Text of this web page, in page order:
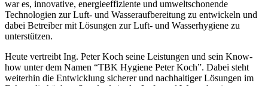
war es, innovative, energieeffiziente und umweltschonende
Technologien zur Luft- und Wasseraufbereitung zu entwickeln und
dabei Betreiber mit Lösungen zur Luft- und Wasserhygiene zu
unterstützen.
Heute vertreibt Ing. Peter Koch seine Leistungen und sein Know-
how unter dem Namen “TBK Hygiene Peter Koch”. Dabei steht
weiterhin die Entwicklung sicherer und nachhaltiger Lösungen im